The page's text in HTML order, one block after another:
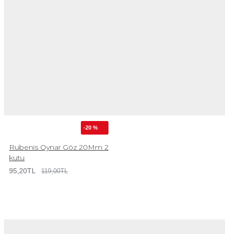
-20 %
Rubenis Oynar Göz 20Mm 2
kutu
95,20TL 119,00TL